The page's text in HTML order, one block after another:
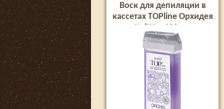
Воск для депиляции в
кассетах TOPline Орхидея
ItalWax 100 мл